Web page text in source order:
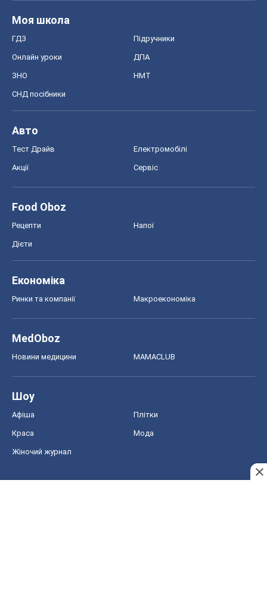
Моя школа
ГДЗ Підручники
Онлайн уроки ДПА
ЗНО НМТ
СНД посібники
Авто
Тест Драйв Електромобілі
Акції Сервіс
Food Oboz
Рецепти Напої
Дієти
Економіка
Ринки та компанії Макроекономіка
MedOboz
Новини медицини MAMACLUB
Шоу
Афіша Плітки
Краса Мода
Жіночий журнал